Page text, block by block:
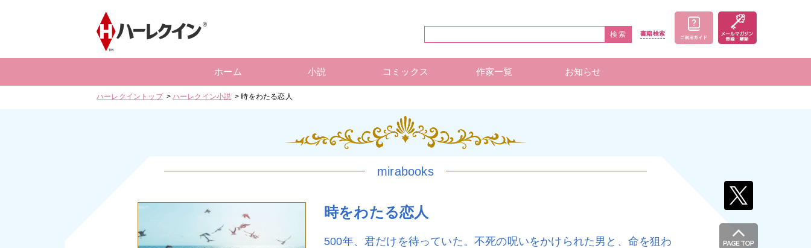
検索 書籍検索
ホーム 小説 コミックス 作家一覧 お知らせ
ハーレクイントップ ハーレクイン小説 時をわたる恋人
mirabooks
時をわたる恋人
500年、君だけを待っていた。不死の呪いをかけられた男と、命を狙わ